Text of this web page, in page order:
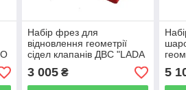
Набір фрез для
відновлення геометрії
сідел клапанів ДВС "LADA
2110 16кл." SVCK1010
KhZSO
3 005₴
ДВС
5